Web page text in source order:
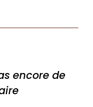
encore de